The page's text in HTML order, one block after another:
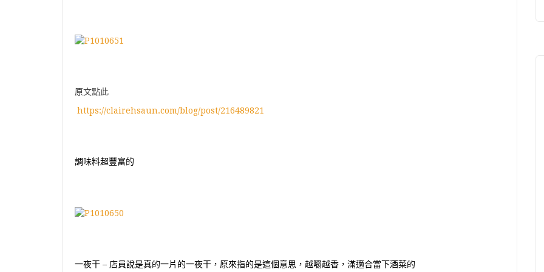
原文點此
https://clairehsaun.com/blog/post/216489821
調味料超豐富的
一夜干 – 店員說是真的一片的一夜干，原來指的是這個意思，越嚼越香，滿適合當下酒菜的